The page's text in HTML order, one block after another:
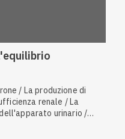
/ La produzione di
renale / La
urinario /